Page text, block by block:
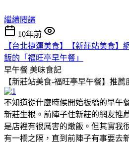
繼續閱讀
10年前
【台北捷運美食】【新莊站美食】
飯的「福旺亭早午餐」
早午餐 美味食記
【新莊站美食-福旺亭早午餐】
不知道從什麼時候開始板橋的早午
新莊生根。前陣子住新莊的網友推
是店裡有很厲害的燉飯。但其實我
有一橋之隔，直到前陣子有事要去